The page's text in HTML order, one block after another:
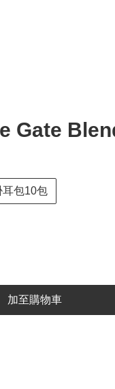
Gate
耳包10包
加至購物車